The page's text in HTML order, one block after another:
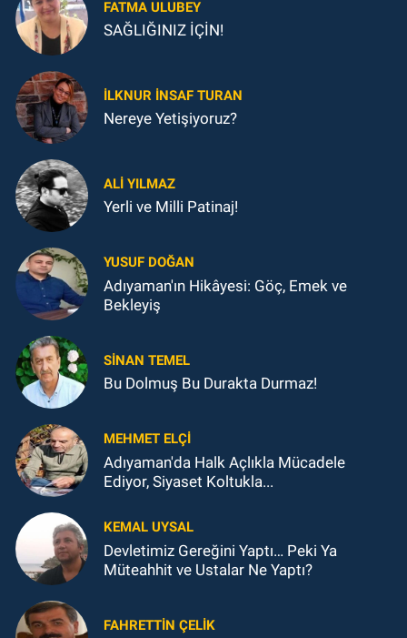
FATMA ULUBEY
SAĞLIĞINIZ İÇİN!
İLKNUR İNSAF TURAN
Nereye Yetişiyoruz?
ALI YILMAZ
Yerli ve Milli Patinaj!
YUSUF DOĞAN
Adıyaman'ın Hikâyesi: Göç, Emek ve
Bekleyiş
SINAN TEMEL
Bu Dolmuş Bu Durakta Durmaz!
MEHMET ELÇI
Adıyaman'da Halk Açlıkla Mücadele
Ediyor, Siyaset Koltukla...
KEMAL UYSAL
Devletimiz Gereğini Yaptı… Peki Ya
Müteahhit ve Ustalar Ne Yaptı?
FAHRETTIN ÇELİK